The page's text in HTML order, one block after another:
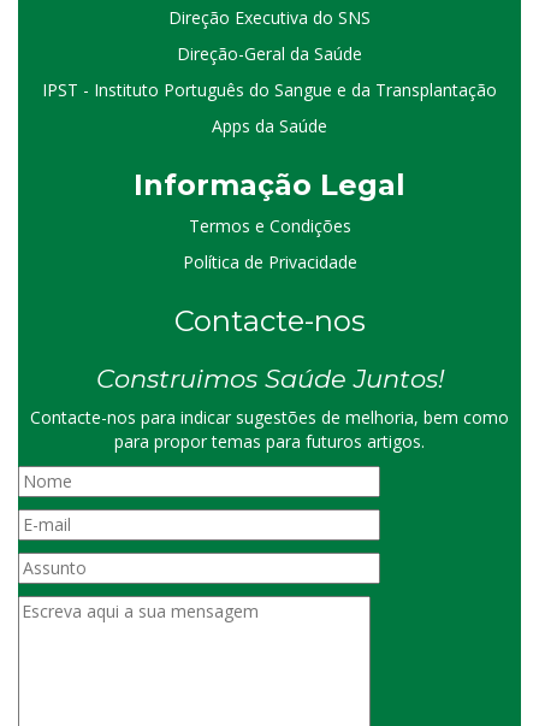
Direção Executiva do SNS
Direção-Geral da Saúde
IPST - Instituto Português do Sangue e da Transplantação
Apps da Saúde
Informação Legal
Termos e Condições
Política de Privacidade
Contacte-nos
Construimos Saúde Juntos!
Contacte-nos para indicar sugestões de melhoria, bem como
para propor temas para futuros artigos.